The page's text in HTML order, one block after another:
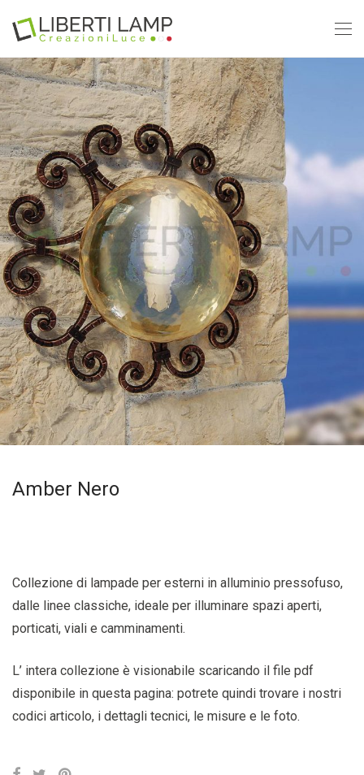
Amber Nero
Collezione di lampade per esterni in alluminio pressofuso,
dalle linee classiche, ideale per illuminare spazi aperti,
porticati, viali e camminamenti.
L’ intera collezione è visionabile scaricando il file pdf
disponibile in questa pagina: potrete quindi trovare i nostri
codici articolo, i dettagli tecnici, le misure e le foto.